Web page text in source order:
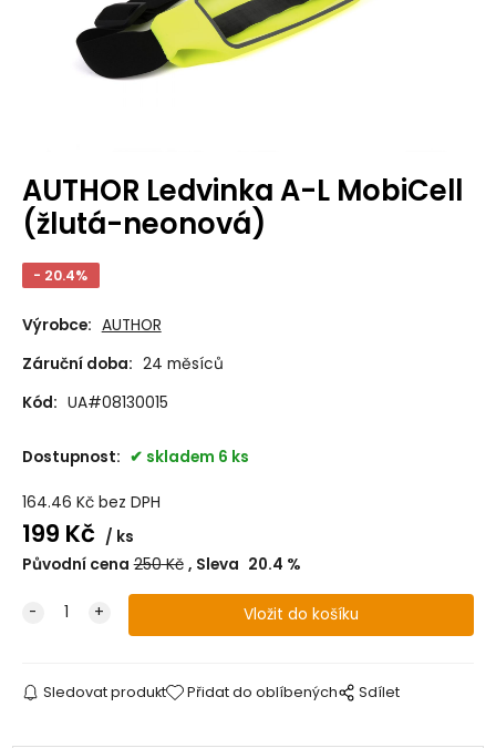
AUTHOR Ledvinka A-L MobiCell
(žlutá-neonová)
- 20.4%
Výrobce: AUTHOR
Záruční doba: 24 měsíců
Kód: UA#08130015
Dostupnost: skladem 6 ks
164.46 Kč bez DPH
199 Kč
ks
Původní cena 250Kč Sleva 20.4 %
Sledovat produkt Přidat do oblíbených Sdílet